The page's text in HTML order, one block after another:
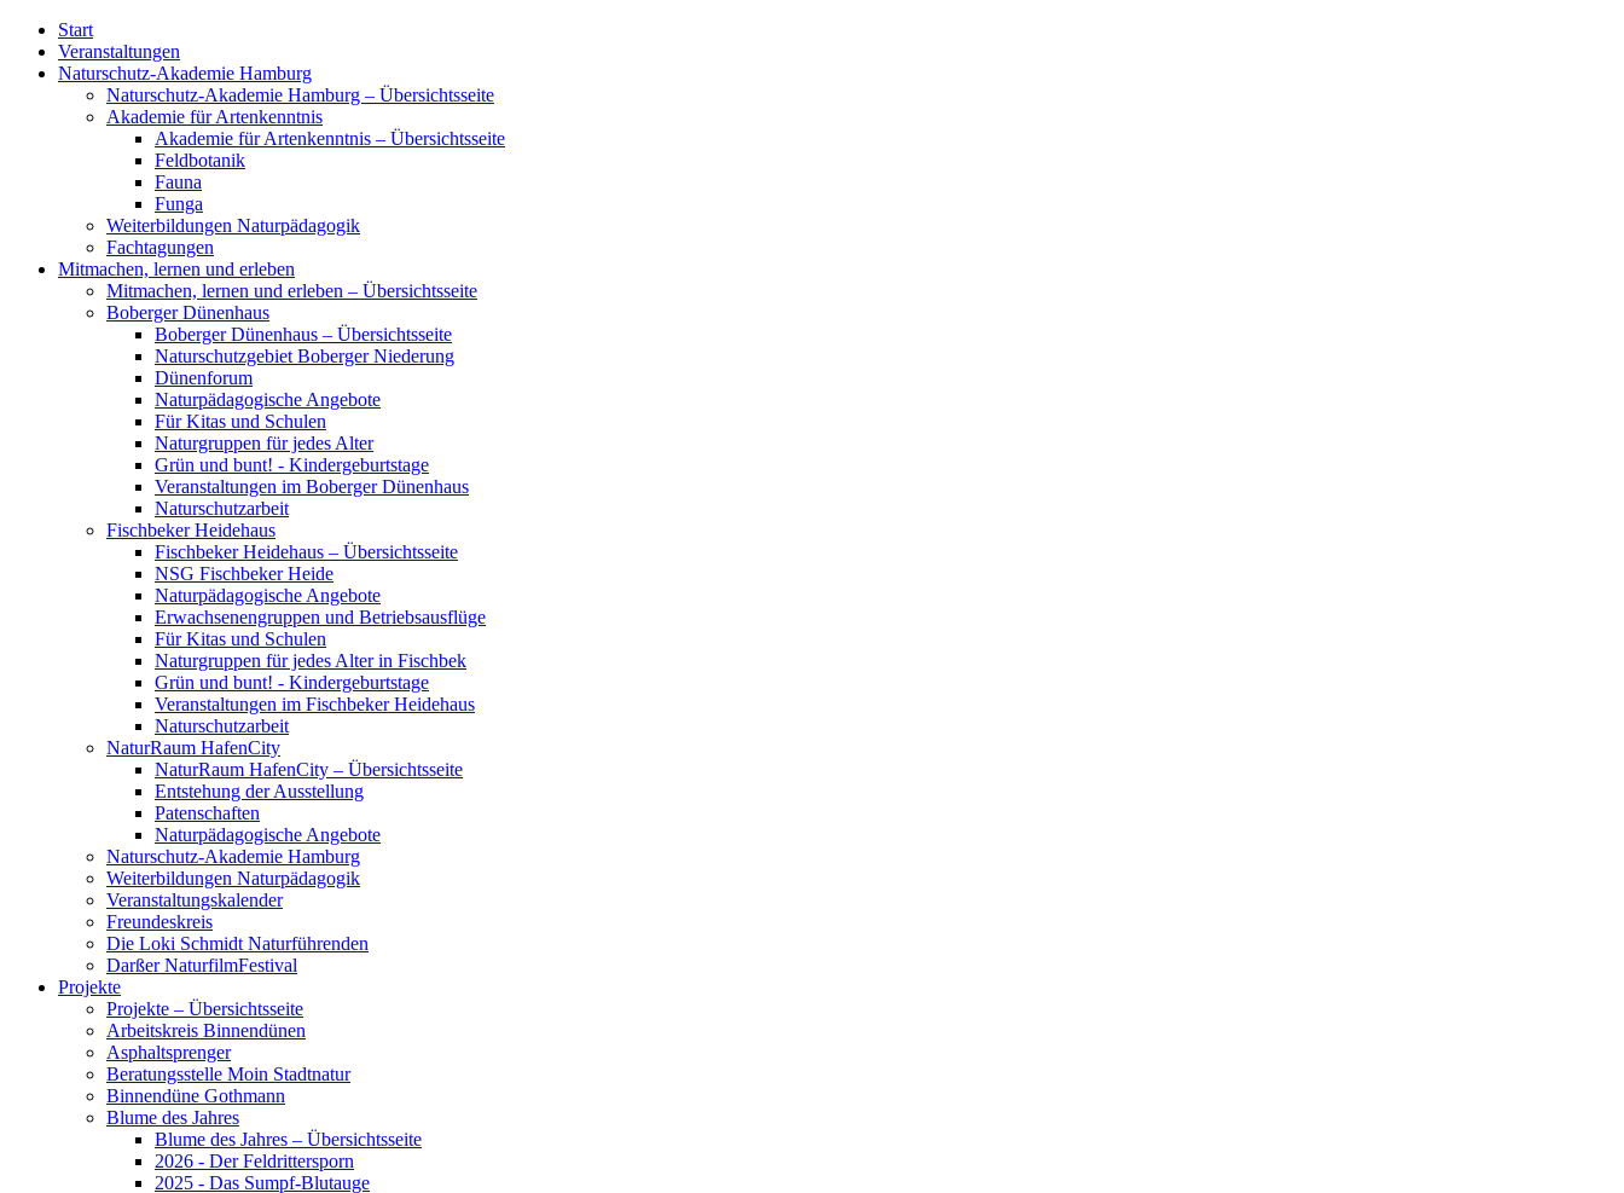
Start
Veranstaltungen
Naturschutz-Akademie Hamburg
Naturschutz-Akademie Hamburg – Übersichtsseite
Akademie für Artenkenntnis
Akademie für Artenkenntnis – Übersichtsseite
Feldbotanik
Fauna
Funga
Weiterbildungen Naturpädagogik
Fachtagungen
Mitmachen, lernen und erleben
Mitmachen, lernen und erleben – Übersichtsseite
Boberger Dünenhaus
Boberger Dünenhaus – Übersichtsseite
Naturschutzgebiet Boberger Niederung
Dünenforum
Naturpädagogische Angebote
Für Kitas und Schulen
Naturgruppen für jedes Alter
Grün und bunt! - Kindergeburtstage
Veranstaltungen im Boberger Dünenhaus
Naturschutzarbeit
Fischbeker Heidehaus
Fischbeker Heidehaus – Übersichtsseite
NSG Fischbeker Heide
Naturpädagogische Angebote
Erwachsenengruppen und Betriebsausflüge
Für Kitas und Schulen
Naturgruppen für jedes Alter in Fischbek
Grün und bunt! - Kindergeburtstage
Veranstaltungen im Fischbeker Heidehaus
Naturschutzarbeit
NaturRaum HafenCity
NaturRaum HafenCity – Übersichtsseite
Entstehung der Ausstellung
Patenschaften
Naturpädagogische Angebote
Naturschutz-Akademie Hamburg
Weiterbildungen Naturpädagogik
Veranstaltungskalender
Freundeskreis
Die Loki Schmidt Naturführenden
Darßer NaturfilmFestival
Projekte
Projekte – Übersichtsseite
Arbeitskreis Binnendünen
Asphaltsprenger
Beratungsstelle Moin Stadtnatur
Binnendüne Gothmann
Blume des Jahres
Blume des Jahres – Übersichtsseite
2026 - Der Feldrittersporn
2025 - Das Sumpf-Blutauge